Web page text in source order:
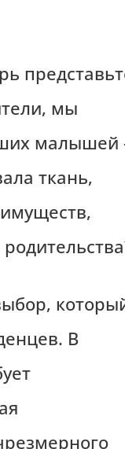
мы
малышей
ткань,
В